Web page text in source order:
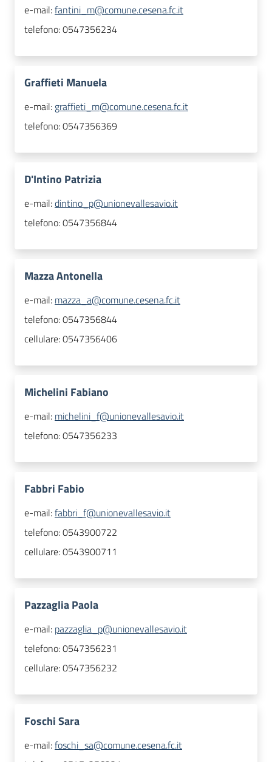
e-mail:fantini_m@comune.cesena.fc.it
telefono:0547356234
Graffieti Manuela
e-mail: graffieti_m@comune.cesena.fc.it
telefono:0547356369
D'Intino Patrizia
e-mail:dintino_p@unionevallesavio.it
telefono:0547356844
Mazza Antonella
e-mail: mazza_a@comune.cesena.fc.it
telefono:0547356844
cellulare:0547356406
Michelini Fabiano
e-mail: michelini_f@unionevallesavio.it
telefono:0547356233
Fabbri Fabio
e-mail:fabbri_f@unionevallesavio.it
telefono:0543900722
cellulare:0543900711
Pazzaglia Paola
e-mail: pazzaglia_p@unionevallesavio.it
telefono:0547356231
cellulare:0547356232
Foschi Sara
e-mail:foschi_sa@comune.cesena.fc.it